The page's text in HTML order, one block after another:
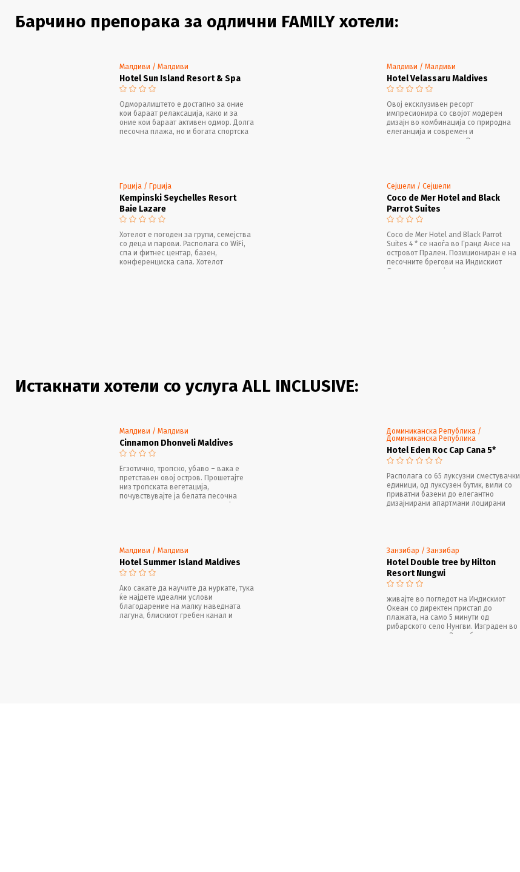
Барчино препорака за одлични FAMILY хотели:
Малдиви / Малдиви
Hotel Sun Island Resort & Spa
Одморалиштето е достапно за оние
кои бараат релаксација, како и за
оние кои бараат активен одмор. Долга
песочна плажа, но и богата спортска
Малдиви / Малдиви
Hotel Velassaru Maldives
Овој ексклузивен ресорт
импресионира со својот модерен
дизајн во комбинација со природна
елеганција и современ и
минималистички стил. Ова
Грција / Грција
Kempinski Seychelles Resort
Baie Lazare
Хотелот е погоден за групи, семејства
со деца и парови. Располага со WiFi,
спа и фитнес центар, базен,
конференциска сала. Хотелот
Сејшели / Сејшели
Coco de Mer Hotel and Black
Parrot Suites
Coco de Mer Hotel and Black Parrot
Suites 4 * се наоѓа во Гранд Ансе на
островот Прален. Позициониран е на
песочните брегови на Индискиот
Океан и има своја приватна плажа,
Истакнати хотели со услуга ALL INCLUSIVE:
Малдиви / Малдиви
Cinnamon Dhonveli Maldives
Егзотично, тропско, убаво – вака е
претставен овој остров. Прошетајте
низ тропската вегетација,
почувствувајте ја белата песочна
плажа под вашите нозе и откријте го
Доминиканска Република /
Доминиканска Република
Hotel Eden Roc Cap Cana 5*
Располага со 65 луксузни сместувачки
единици, од луксузен бутик, вили со
приватни базени до елегантно
дизајнирани апартмани лоцирани
Малдиви / Малдиви
Hotel Summer Island Maldives
Ако сакате да научите да нуркате, тука
ќе најдете идеални услови
благодарение на малку наведната
лагуна, блискиот гребен канал и
Занзибар / Занзибар
Hotel Double tree by Hilton
Resort Nungwi
живајте во погледот на Индискиот
Океан со директен пристап до
плажата, на само 5 минути од
рибарското село Нунгви. Изграден во
традиционалниот Занзибарски стил со